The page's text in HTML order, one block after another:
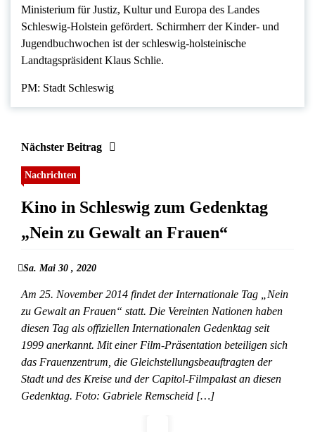
Ministerium für Justiz, Kultur und Europa des Landes
Schleswig-Holstein gefördert. Schirmherr der Kinder- und
Jugendbuchwochen ist der schleswig-holsteinische
Landtagspräsident Klaus Schlie.
PM: Stadt Schleswig
Nächster Beitrag
Nachrichten
Kino in Schleswig zum Gedenktag
„Nein zu Gewalt an Frauen“
Sa. Mai 30 , 2020
Am 25. November 2014 findet der Internationale Tag „Nein
zu Gewalt an Frauen“ statt. Die Vereinten Nationen haben
diesen Tag als offiziellen Internationalen Gedenktag seit
1999 anerkannt. Mit einer Film-Präsentation beteiligen sich
das Frauenzentrum, die Gleichstellungsbeauftragten der
Stadt und des Kreise und der Capitol-Filmpalast an diesen
Gedenktag. Foto: Gabriele Remscheid […]